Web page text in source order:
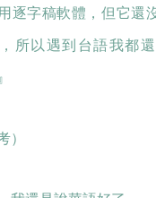
逐字稿軟體，但它還
所以遇到台語我都
）